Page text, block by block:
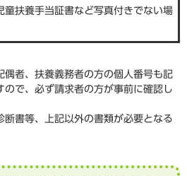
童扶養手当証書など写真付きでない場
偶者、扶養義務者の方の個人番号も記
ので、必ず請求者の方が事前に確認し
断書等、上記以外の書類が必要となる